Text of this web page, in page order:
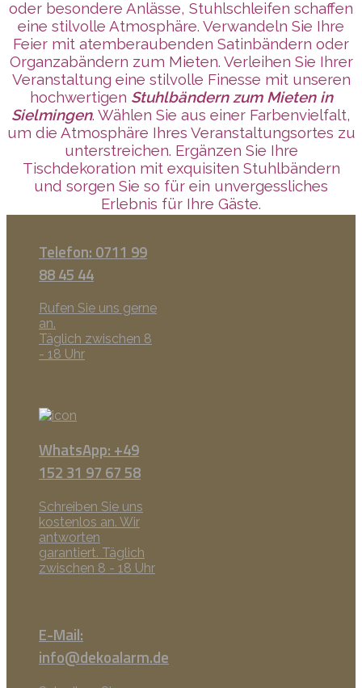
oder besondere Anlässe, Stuhlschleifen schaffen
eine stilvolle Atmosphäre. Verwandeln Sie Ihre
Feier mit atemberaubenden Satinbändern oder
Organzabändern zum Mieten. Verleihen Sie Ihrer
Veranstaltung eine stilvolle Finesse mit unseren
hochwertigen Stuhlbändern zum Mieten in
Sielmingen. Wählen Sie aus einer Farbenvielfalt,
um die Atmosphäre Ihres Veranstaltungsortes zu
unterstreichen. Ergänzen Sie Ihre
Tischdekoration mit exquisiten Stuhlbändern
und sorgen Sie so für ein unvergessliches
Erlebnis für Ihre Gäste.
Telefon: 0711 99
88 45 44
Rufen Sie uns gerne
an.
Täglich zwischen 8
- 18 Uhr
WhatsApp: +49
152 31 97 67 58
Schreiben Sie uns
kostenlos an. Wir
antworten
garantiert. Täglich
zwischen 8 - 18 Uhr
E-Mail:
info@dekoalarm.de